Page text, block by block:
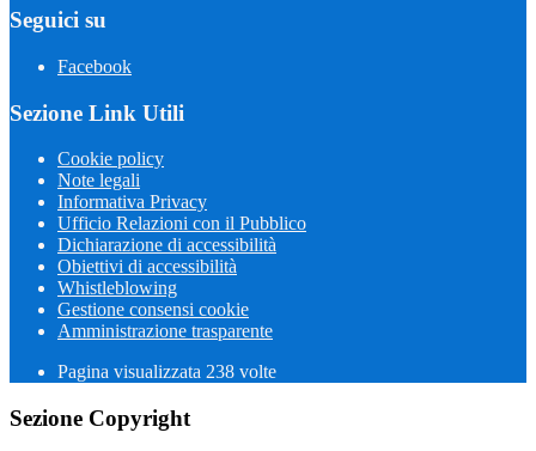
Seguici su
Facebook
Sezione Link Utili
Cookie policy
Note legali
Informativa Privacy
Ufficio Relazioni con il Pubblico
Dichiarazione di accessibilità
Obiettivi di accessibilità
Whistleblowing
Gestione consensi cookie
Amministrazione trasparente
Pagina visualizzata 238 volte
Sezione Copyright